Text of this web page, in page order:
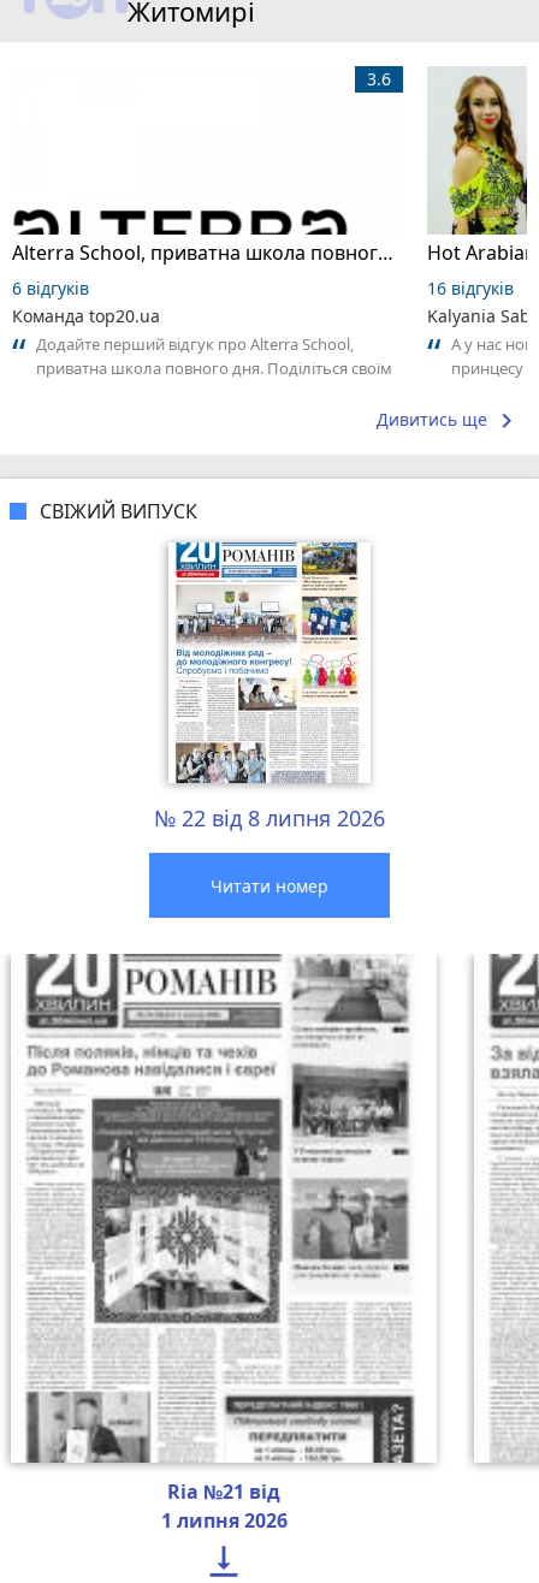
Житомирі
Alterra School, приватна школа повного дня
3.6
6 відгуків
Команда top20.ua
Додайте перший відгук про Alterra School,
приватна школа повного дня. Поділіться своїм
16 відгуків
Kalyania
А у нас
принцесу
Дивитись ще keyboard_arrow_right
СВІЖИЙ ВИПУСК
№ 22 від 8 липня 2026
Читати номер
Ria №21 від
1 липня 2026
